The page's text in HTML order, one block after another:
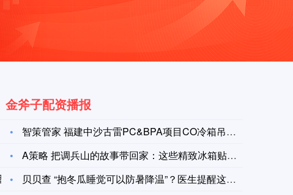
市场消息：阿联酋主权财富基金穆巴达拉投资公司正就投资日
明晟公司MSCI北欧国家指数大致持平，报397.19点。在十个板块中，北欧金融板块涨幅最大。拉美固定电话与移动电信服务商Millicom International Cellular SA涨14.4%，在一众北欧个股里领跑。
明晟公司MSCI北欧国家指数大致持平，报397.19点。在十个
金斧子配资播报
智策管家 福建中沙古雷PC&BPA项目CO冷箱吊装成
A策略 把调兵山的故事带回家：这些精致冰箱贴让旅行记忆永不褪
贝贝查 “抱冬瓜睡觉可以防暑降温”？医生提醒这些人要特别注意